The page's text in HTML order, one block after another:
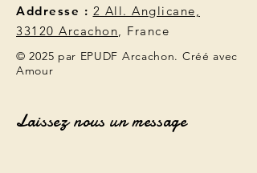
Addresse : 2 All. Anglicane,
33120 Arcachon, France
© 2025 par EPUDF Arcachon. Créé avec
Amour
Laissez nous un message